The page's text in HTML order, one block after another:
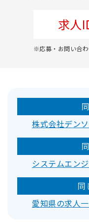
求人
※応募・お問い合
株式会社デン
システムエン
同
愛知県の求人